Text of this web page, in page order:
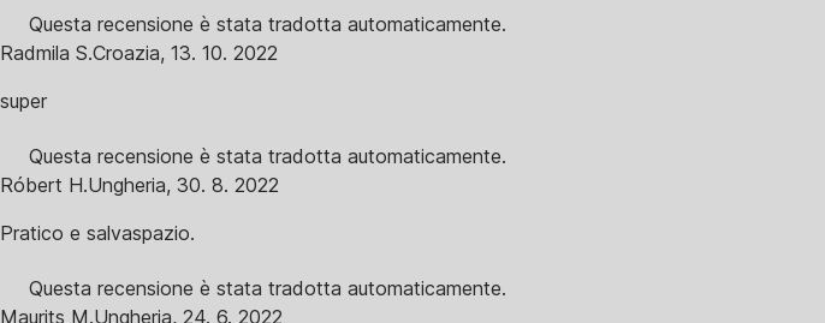
Questa recensione è stata tradotta automaticamente.
Radmila S.Croazia, 13. 10. 2022
super
Questa recensione è stata tradotta automaticamente.
Róbert H.Ungheria, 30. 8. 2022
Pratico e salvaspazio.
Questa recensione è stata tradotta automaticamente.
Maurits M.Ungheria, 24. 6. 2022